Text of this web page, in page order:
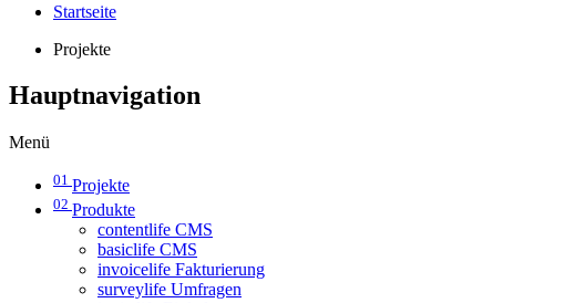
Startseite
Projekte
Hauptnavigation
Menü
01 Projekte
02 Produkte
contentlife CMS
basiclife CMS
invoicelife Fakturierung
surveylife Umfragen